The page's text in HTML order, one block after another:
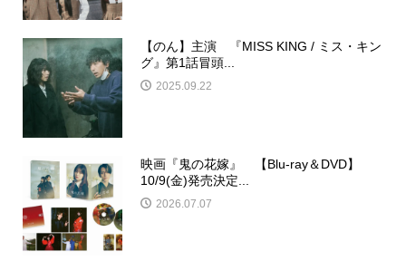
【のん】主演 『MISS KING / ミス・キン
グ』第1話冒頭...
2025.09.22
映画『鬼の花嫁』 【Blu-ray＆DVD】
10/9(金)発売決定...
2026.07.07